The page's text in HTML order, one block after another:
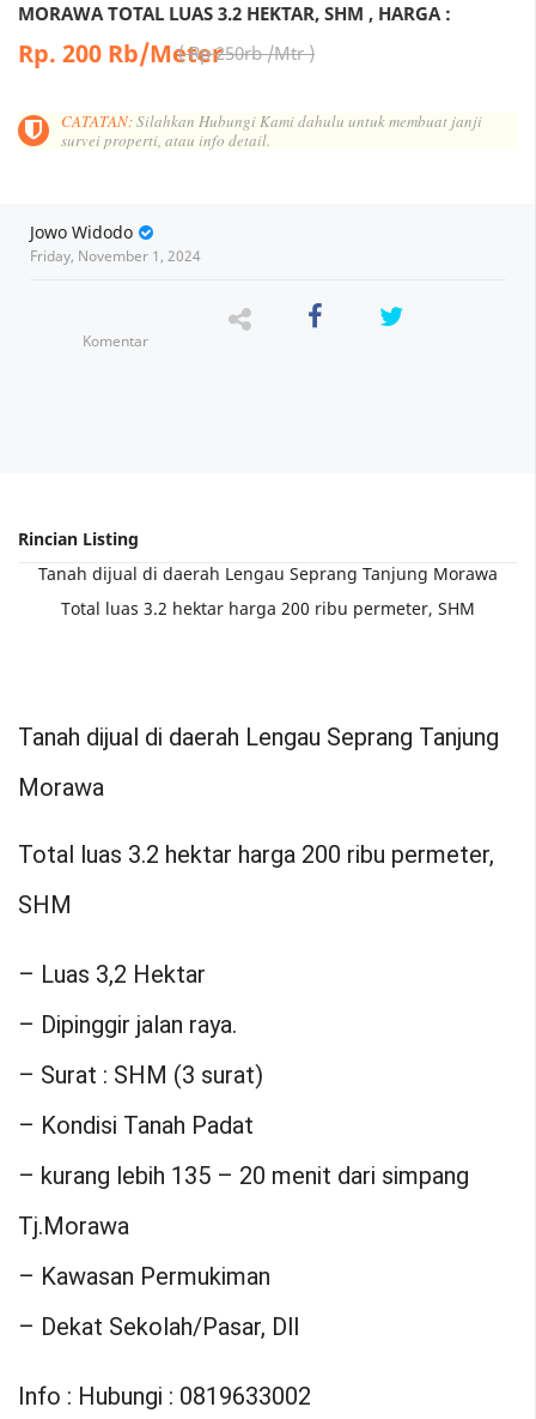
MORAWA TOTAL LUAS 3.2 HEKTAR, SHM , HARGA :
Rp 250rb /Mtr
Rp. 200 Rb/Meter
CATATAN:Silahkan Hubungi Kami dahulu untuk membuat janji
survei properti, atau info detail.
Jowo Widodo
Friday, November 1, 2024
Komentar
Tanah dijual di daerah Lengau Seprang Tanjung Morawa
Total luas 3.2 hektar harga 200 ribu permeter, SHM
Tanah dijual di daerah Lengau Seprang Tanjung
Morawa
Total luas 3.2 hektar harga 200 ribu permeter,
SHM
– Luas 3,2 Hektar
– Dipinggir jalan raya.
– Surat : SHM (3 surat)
– Kondisi Tanah Padat
– kurang lebih 135 – 20 menit dari simpang
Tj.Morawa
– Kawasan Permukiman
– Dekat Sekolah/Pasar, Dll
Info : Hubungi : 0819633002